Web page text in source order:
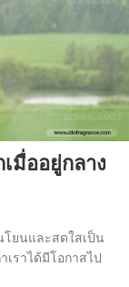
มื่ออยู่กลาง
โยนและสดใสเป็น
เราได้มีโอกาสไป